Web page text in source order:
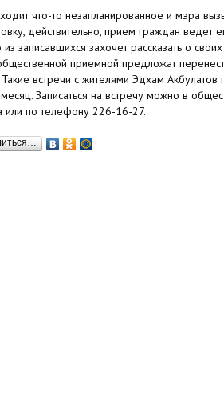
что-то незапланированное и мэра
действительно, прием граждан ведет
записавшихся захочет рассказать о своих
приемной предложат
встречи с жителями Эдхам Акбулатов
Записаться на встречу можно в
или по телефону 226-16-27.